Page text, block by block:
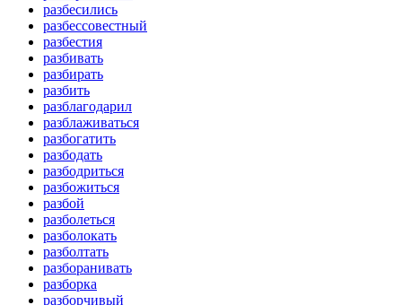
разбесились
разбессовестный
разбестия
разбивать
разбирать
разбить
разблагодарил
разблаживаться
разбогатить
разбодать
разбодриться
разбожиться
разбой
разболеться
разболокать
разболтать
разборанивать
разборка
разборчивый